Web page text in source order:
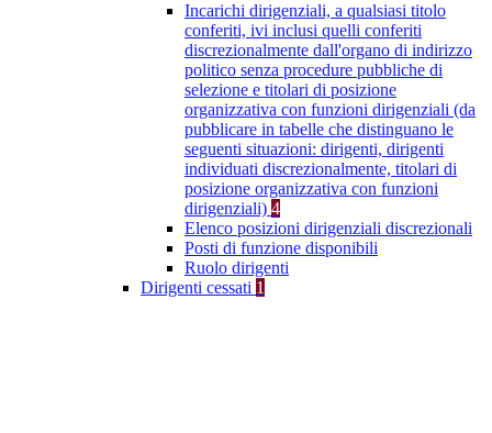
Incarichi dirigenziali, a qualsiasi titolo
conferiti, ivi inclusi quelli conferiti
discrezionalmente dall'organo di indirizzo
politico senza procedure pubbliche di
selezione e titolari di posizione
organizzativa con funzioni dirigenziali (da
pubblicare in tabelle che distinguano le
seguenti situazioni: dirigenti, dirigenti
individuati discrezionalmente, titolari di
posizione organizzativa con funzioni
dirigenziali) 4
Elenco posizioni dirigenziali discrezionali
Posti di funzione disponibili
Ruolo dirigenti
Dirigenti cessati 1